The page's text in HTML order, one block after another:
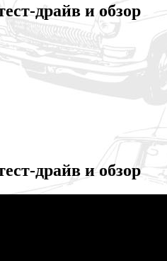
драйв и обзор
драйв и обзор